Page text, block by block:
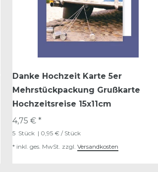
Danke Hochzeit Karte 5er
Mehrstückpackung Grußkarte
Hochzeitsreise 15x11cm
4,75 € *
5 Stück | 0,95 € / Stück
* inkl. ges. MwSt. zzgl. Versandkosten